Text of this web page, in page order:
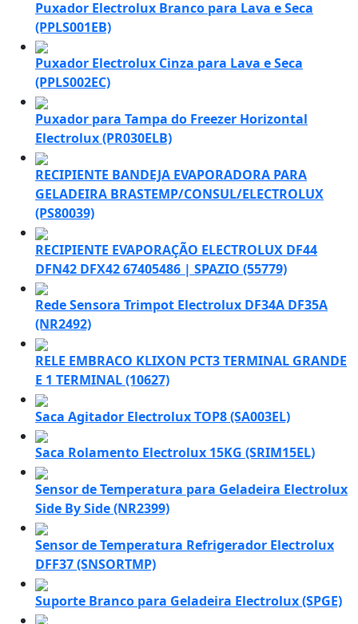
Puxador Electrolux Branco para Lava e Seca
(PPLS001EB)
Puxador Electrolux Cinza para Lava e Seca
(PPLS002EC)
Puxador para Tampa do Freezer Horizontal
Electrolux (PR030ELB)
RECIPIENTE BANDEJA EVAPORADORA PARA
GELADEIRA BRASTEMP/CONSUL/ELECTROLUX
(PS80039)
RECIPIENTE EVAPORAÇÃO ELECTROLUX DF44
DFN42 DFX42 67405486 | SPAZIO (55779)
Rede Sensora Trimpot Electrolux DF34A DF35A
(NR2492)
RELE EMBRACO KLIXON PCT3 TERMINAL GRANDE
E 1 TERMINAL (10627)
Saca Agitador Electrolux TOP8 (SA003EL)
Saca Rolamento Electrolux 15KG (SRIM15EL)
Sensor de Temperatura para Geladeira Electrolux
Side By Side (NR2399)
Sensor de Temperatura Refrigerador Electrolux
DFF37 (SNSORTMP)
Suporte Branco para Geladeira Electrolux (SPGE)